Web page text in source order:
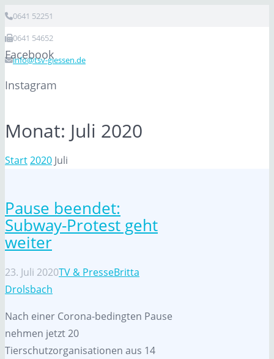
0641 52251
0641 54652
info@tsv-giessen.de
Facebook
Instagram
Monat: Juli 2020
Start2020 Juli
Pause beendet:
Subway-Protest geht
weiter
23. Juli 2020TV & PresseBritta
Drolsbach
Nach einer Corona-bedingten Pause
nehmen jetzt 20
Tierschutzorganisationen aus 14